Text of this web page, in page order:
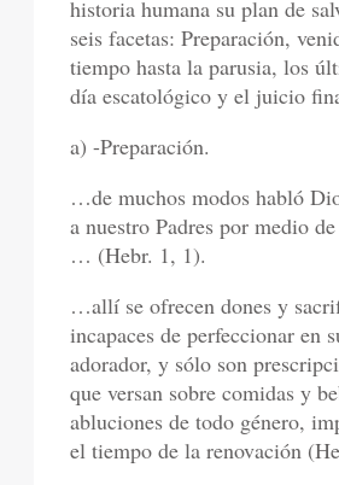
historia humana su plan de
seis facetas: Preparación,
tiempo hasta la parusia, los
día escatológico y el juicio
a) -Preparación.
…de muchos modos habló
a nuestro Padres por medio
… (Hebr. 1, 1).
…allí se ofrecen dones y
incapaces de perfeccionar en
adorador, y sólo son
que versan sobre comidas y
abluciones de todo género,
el tiempo de la renovación